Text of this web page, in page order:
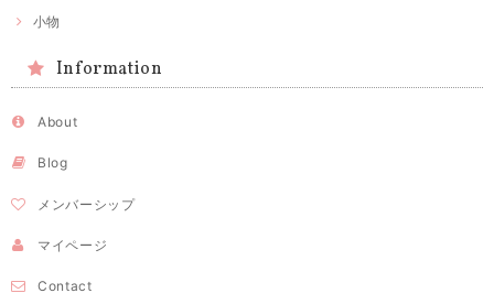
小物
Information
About
Blog
メンバーシップ
マイページ
Contact